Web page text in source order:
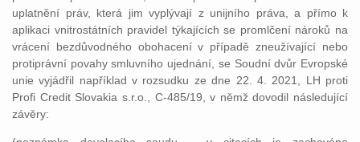
uplatnění práv, která jim vyplývají z unijního práva, a přímo k
aplikaci vnitrostátních pravidel týkajících se promlčení nároků na
vrácení bezdůvodného obohacení v případě zneužívající nebo
protiprávní povahy smluvního ujednání, se Soudní dvůr Evropské
unie vyjádřil například v rozsudku ze dne 22. 4. 2021, LH proti
Profi Credit Slovakia s.r.o., C-485/19, v němž dovodil následující
závěry: